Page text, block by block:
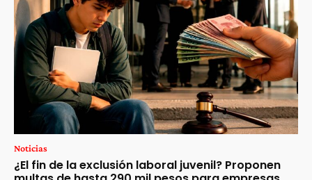
Noticias
¿El fin de la exclusión laboral juvenil? Proponen